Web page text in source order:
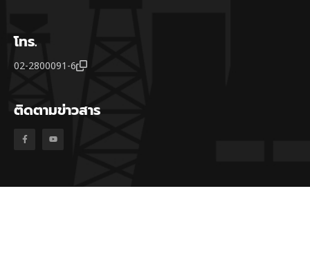
โทร.
02-2800091-6
ติดตามข่าวสาร